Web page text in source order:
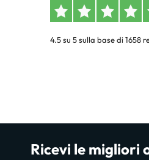
4.5 su 5 sulla base di 1658
Ricevi le migliori